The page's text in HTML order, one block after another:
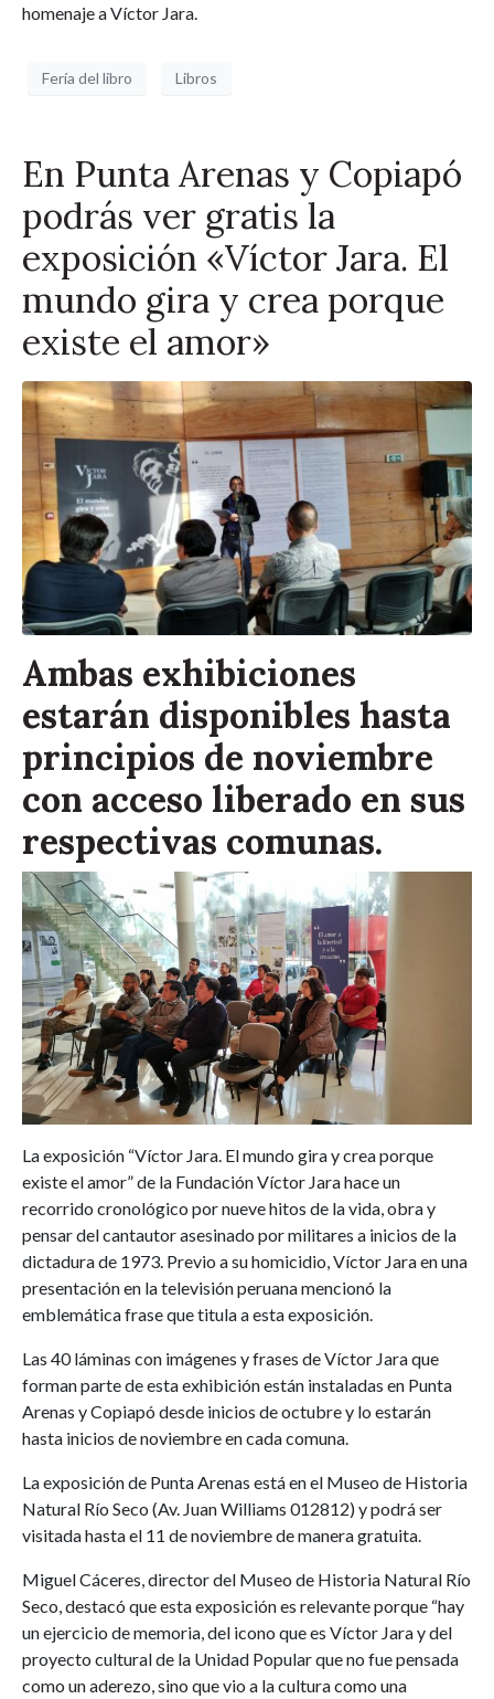
homenaje a Víctor Jara.
Fería del libro Libros
En Punta Arenas y Copiapó
podrás ver gratis la
exposición «Víctor Jara. El
mundo gira y crea porque
existe el amor»
Ambas exhibiciones
estarán disponibles hasta
principios de noviembre
con acceso liberado en sus
respectivas comunas.
La exposición “Víctor Jara. El mundo gira y crea porque
existe el amor” de la Fundación Víctor Jara hace un
recorrido cronológico por nueve hitos de la vida, obra y
pensar del cantautor asesinado por militares a inicios de la
dictadura de 1973. Previo a su homicidio, Víctor Jara en una
presentación en la televisión peruana mencionó la
emblemática frase que titula a esta exposición.
Las 40 láminas con imágenes y frases de Víctor Jara que
forman parte de esta exhibición están instaladas en Punta
Arenas y Copiapó desde inicios de octubre y lo estarán
hasta inicios de noviembre en cada comuna.
La exposición de Punta Arenas está en el Museo de Historia
Natural Río Seco (Av. Juan Williams 012812) y podrá ser
visitada hasta el 11 de noviembre de manera gratuita.
Miguel Cáceres, director del Museo de Historia Natural Río
Seco, destacó que esta exposición es relevante porque “hay
un ejercicio de memoria, del icono que es Víctor Jara y del
proyecto cultural de la Unidad Popular que no fue pensada
como un aderezo, sino que vio a la cultura como una